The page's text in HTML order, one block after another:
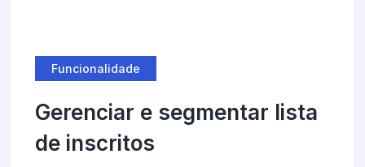
Funcionalidade
Gerenciar e segmentar lista
de inscritos